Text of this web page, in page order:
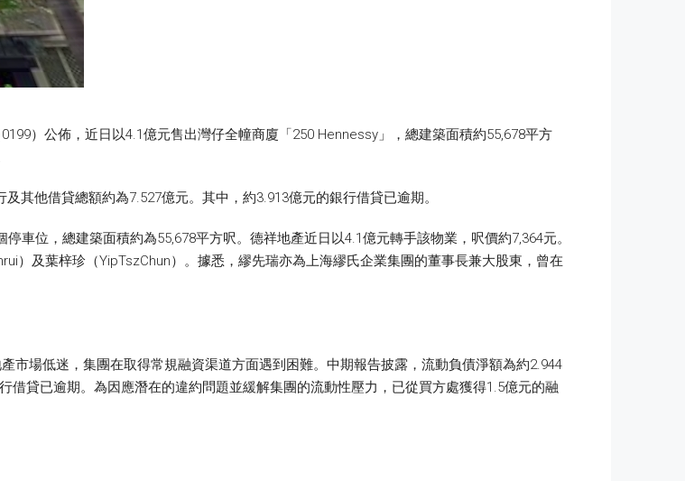
）公佈，近日以4.1億元售出灣仔全幢商廈「250 Hennessy」，總建築面積約55,678平方
其他借貸總額約為7.527億元。其中，約3.913億元的銀行借貸已逾期。
車位，總建築面積約為55,678平方呎。德祥地產近日以4.1億元轉手該物業，呎價約7,364元。
）及葉梓珍（YipTszChun）。據悉，繆先瑞亦為上海繆氏企業集團的董事長兼大股東，曾在
市場低迷，集團在取得常規融資渠道方面遇到困難。中期報告披露，流動負債淨額為約2.944
借貸已逾期。為因應潛在的違約問題並緩解集團的流動性壓力，已從買方處獲得1.5億元的融